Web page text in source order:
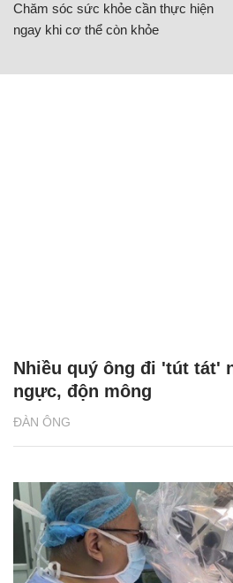
Chăm sóc sức khỏe cần thực hiện
ngay khi cơ thể còn khỏe
ĐÀN ÔNG
Nhiều quý ông đi 'tút tát'
ngực, độn mông